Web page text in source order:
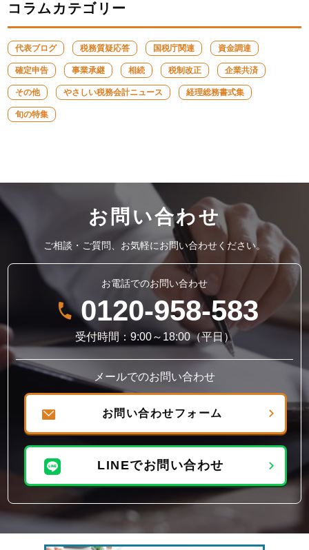
コラムカテゴリー
代表ブログ 税務質疑応答 国税庁関連 資金調達
確定申告 事業承継 相続 税制改正 企業共済
その他 やさしい税務会計ニュース 経理総務書式集
旬の特集
お問い合わせ
ご相談・ご質問、お気軽にお問い合わせください。
お電話でのお問い合わせ
0120-958-583
受付時間：9:00～18:00（平日）
メールでのお問い合わせ
お問い合わせフォーム
LINEでお問い合わせ